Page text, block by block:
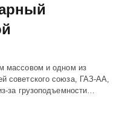
массовом и одном из
советского союза, ГАЗ-АА,
за грузоподъемности…